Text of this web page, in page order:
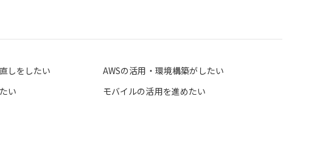
しをしたい
AWSの活用・環境構築がしたい
い
モバイルの活用を進めたい